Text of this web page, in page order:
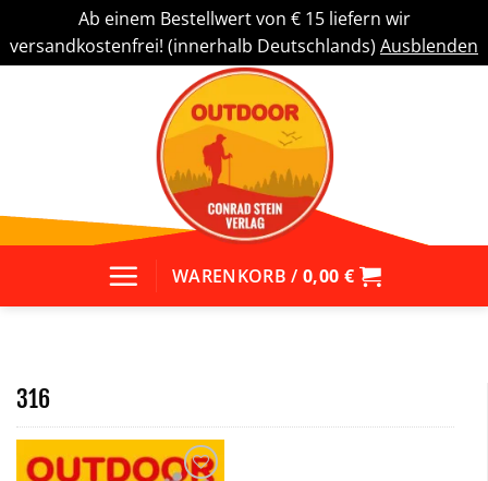
Ab einem Bestellwert von € 15 liefern wir
versandkostenfrei! (innerhalb Deutschlands) Ausblenden
WARENKORB / 0,00 €
316